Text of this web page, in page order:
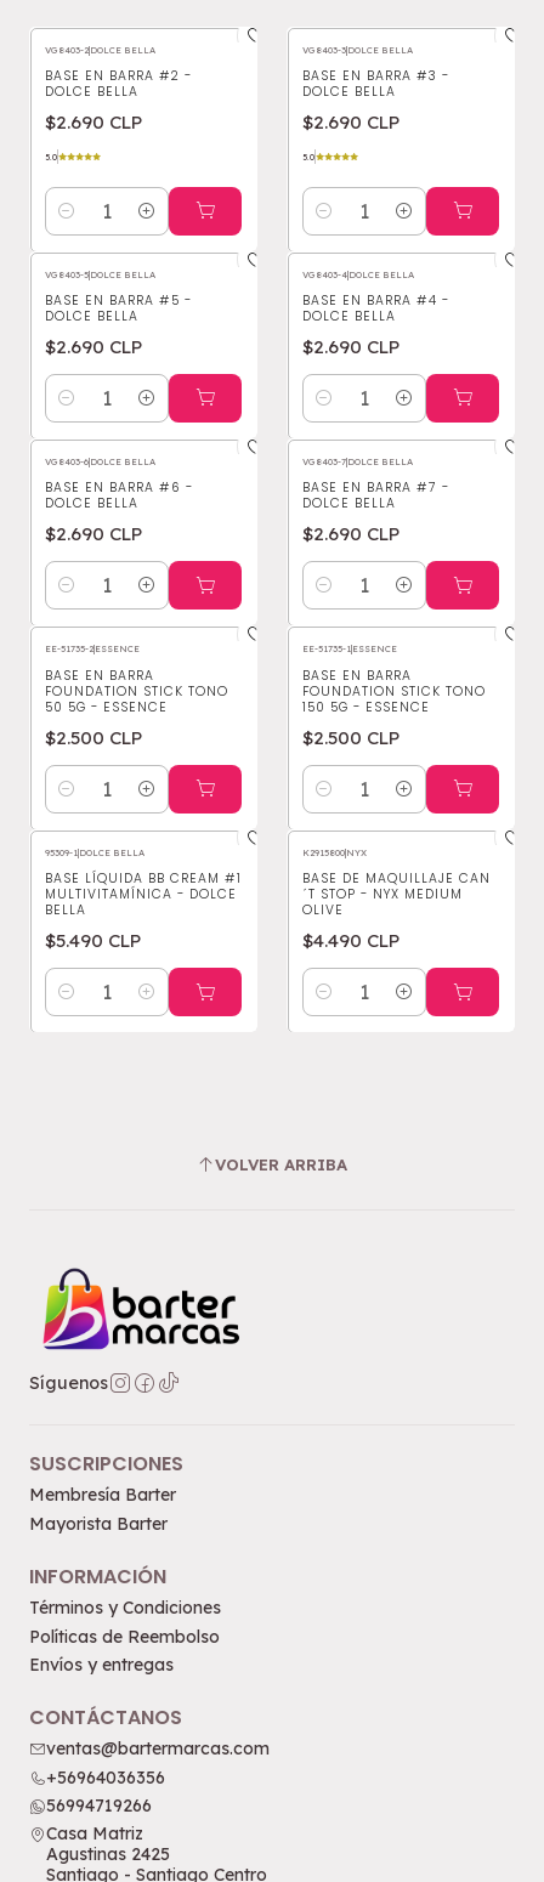
VG8403-2|DOLCE BELLA
BASE EN BARRA #2 -
DOLCE BELLA
$2.690 CLP
5.0
Cantidad
VG8403-3|DOLCE BELLA
BASE EN BARRA #3 -
DOLCE BELLA
$2.690 CLP
5.0
Cantidad
VG8403-5|DOLCE BELLA
BASE EN BARRA #5 -
DOLCE BELLA
$2.690 CLP
Cantidad
VG8403-4|DOLCE BELLA
BASE EN BARRA #4 -
DOLCE BELLA
$2.690 CLP
Cantidad
VG8403-6|DOLCE BELLA
BASE EN BARRA #6 -
DOLCE BELLA
$2.690 CLP
Cantidad
VG8403-7|DOLCE BELLA
BASE EN BARRA #7 -
DOLCE BELLA
$2.690 CLP
Cantidad
EE-51735-2|ESSENCE
BASE EN BARRA
FOUNDATION STICK TONO
50 5G - ESSENCE
$2.500 CLP
Cantidad
EE-51735-1|ESSENCE
BASE EN BARRA
FOUNDATION STICK TONO
150 5G - ESSENCE
$2.500 CLP
Cantidad
95309-1|DOLCE BELLA
BASE LÍQUIDA BB CREAM #1
MULTIVITAMÍNICA - DOLCE
BELLA
$5.490 CLP
Cantidad
K2915800|NYX
BASE DE MAQUILLAJE CAN
´T STOP - NYX MEDIUM
OLIVE
$4.490 CLP
Cantidad
VOLVER ARRIBA
Síguenos
SUSCRIPCIONES
Membresía Barter
Mayorista Barter
INFORMACIÓN
Términos y Condiciones
Políticas de Reembolso
Envíos y entregas
CONTÁCTANOS
ventas@bartermarcas.com
+56964036356
56994719266
Casa Matriz
Agustinas 2425
Santiago - Santiago Centro